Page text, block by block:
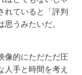
れていると「評判
うみたいだ。
像的にただただ圧
手と時間を考え